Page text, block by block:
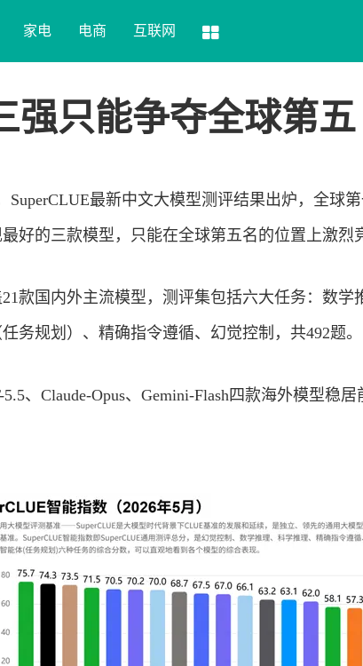
家电 电商 互联网
强只能争夺全球第五
SuperCLUE最新中文大模型测评结果出炉，全球
好的三款模型，只能在全球第五名的位置上激烈
款国内外主流模型，测评集包括六大任务：数学
务规划）、精确指令遵循、幻觉控制，共492题。
5.5、Claude-Opus、Gemini-Flash四款海外模型稳